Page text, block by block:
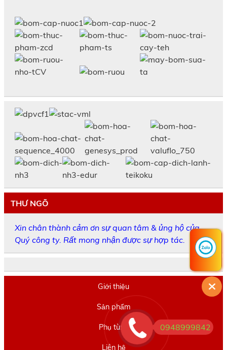
THƯ NGÕ
Xin chân thành cảm ơn sự quan tâm & ủng hộ của
Quý công ty. Rất mong nhận được sự hợp tác.
Giới thiệu
Sản phẩm
Phụ tùng
Liên hệ
0948999842